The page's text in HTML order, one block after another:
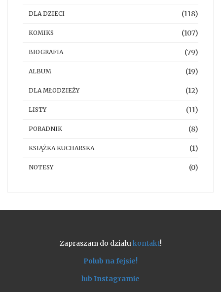
DLA DZIECI (118)
KOMIKS (107)
BIOGRAFIA (79)
ALBUM (19)
DLA MŁODZIEŻY (12)
LISTY (11)
PORADNIK (8)
KSIĄŻKA KUCHARSKA (1)
NOTESY (0)
Zapraszam do działukontakt!
Polub na fejsie!
lub Instagramie